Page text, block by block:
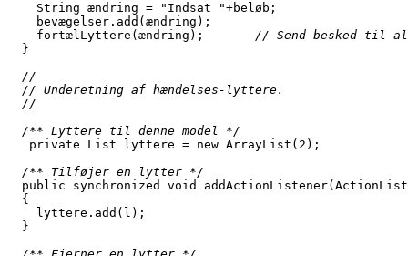
    String ændring = "Indsat "+beløb;
    bevægelser.add(ændring);
    fortælLyttere(ændring);
// Send besked til
  }
  //
  // Underetning af hændelses-lyttere.
  //
/** Lyttere til denne model */
   private List lyttere = new ArrayList(2);
/** Tilføjer en lytter */
public synchronized void
  {
    lyttere.add(l);
  }